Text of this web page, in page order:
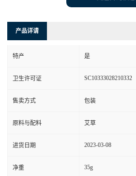
产品详请
特产 是
卫生许可证 SC10333028210332
售卖方式 包装
原料与配料 艾草
进货日期 2023-03-08
净重 35g